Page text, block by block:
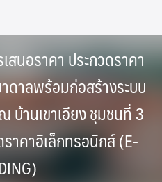
นอราคา ประกวดราคา
ดาลพร้อมก่อสร้างระบบ
บ้านเขาเอียง ชุมชนที่ 3
าคาอิเล็กทรอนิกส์ (E-